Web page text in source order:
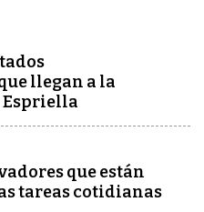
llegan a la
Espriella
que están
tareas cotidianas